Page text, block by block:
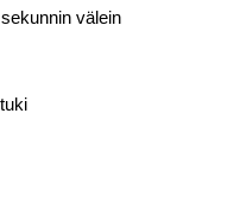
välein